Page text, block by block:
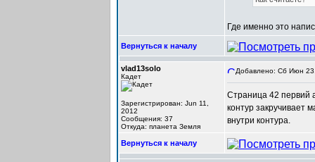
Где именно это
Вернуться к началу
vlad13solo
Кадет
Зарегистрирован: Jun 11,
2012
Сообщения: 37
Откуда: планета Земля
Добавлено: Сб Июн
Страница 42 первий
контур закручивает
внутри контура.
Вернуться к началу